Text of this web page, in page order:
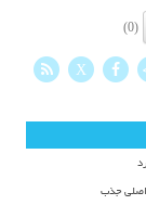
(0)
X